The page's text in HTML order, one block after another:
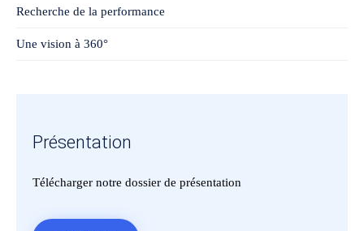
Recherche de la performance
Une vision à 360°
Présentation
Télécharger notre dossier de présentation